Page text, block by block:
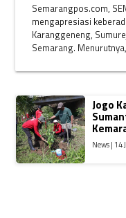
Semarangpos.com,
mengapresiasi
Karanggeneng,
Semarang.
Jogo
News | 14